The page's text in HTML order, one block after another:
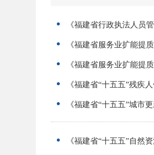
《福建省行政执法人员
《福建省服务业扩能提
《福建省服务业扩能提
《福建省“十五五”残疾
《福建省“十五五”城市
《福建省“十五五”自然